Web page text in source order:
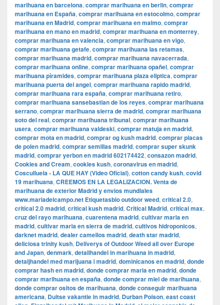
marihuana en barcelona, comprar marihuana en berlin, comprar
marihuana en España, comprar marihuana en estocolmo, comprar
marihuana en Madrid, comprar marihuana en malmo, comprar
marihuana en mano en madrid, comprar marihuana en monterrey,
comprar marihuana en valencia, comprar marihuana en vigo,
comprar marihuana getafe, comprar marihuana las retamas,
comprar marihuana madrid, comprar marihuana navacerrada,
comprar marihuana online, comprar marihuana opañel, comprar
marihuana pìramides, comprar marihuana plaza eliptica, comprar
marihuana puerta del angel, comprar marihuana rapido madrid,
comprar marihuana rara españa, comprar marihuana retiro,
comprar marihuana sansebastian de los reyes, comprar marihuana
serrano, comprar marihuana sierra de madrid, comprar marihuana
soto del real, comprar marihuana tribunal, comprar marihuana
usera, comprar marihuana valdeski, comprar matuja en madrid,
comprar mota en madrid, comprar og kush madrid, comprar placas
de polen madrid, comprar semillas madrid, comprar super skunk
madrid, comprar yerbon en madrid 602174422, consazon madrid,
Cookies and Cream, cookies kush, coronavirus en madrid,
Cosculluela - LA QUE HAY (Video Oficial), cotton candy kush, covid
19 marihuana, CREEMOS EN LA LEGALIZACION. Venta de
marihuana de exterior Madrid y envios mundiales
www.mariadelcampo.net Etiquetasbio outdoor weed, critical 2.0,
critical 2.0 madrid, critical kush madrid, Critical Madrid, critical max,
cruz del rayo marihuana, cuarentena madrid, cultivar maria en
madrid, cultivar maria en sierra de madrid, cultivos hidroponicos,
darknet madrid, dealer camellos madrid, death star madrid,
deliciosa trinity kush, Deliverys of Outdoor Weed all over Europe
and Japan, denmark, detailhandel in marihuana in madrid,
detaljhandel med marijuana i madrid, dominicanos en madrid, donde
comprar hash en madrid, donde comprar maria en madrid, donde
comprar marihuana en españa, donde comprar miel de marihuana,
donde comprar ositos de marihuana, donde conseguir marihuana
americana, Duitse vakantie in madrid, Durban Poison, east coast